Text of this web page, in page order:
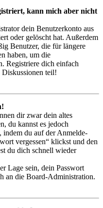
kann mich aber nicht
dein Benutzerkonto aus
oder gelöscht hat. Außerdem
Benutzer, die für längere
haben, um die
Registriere dich einfach
teil!
dir zwar dein altes
du kannst es jedoch
indem du auf der Anmelde-
vergessen“ klickst und den
du dich schnell wieder
Lage sein, dein Passwort
an die Board-Administration.